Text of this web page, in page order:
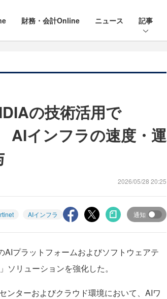
財務・会計Online ニュース 記事
の技術活用で
AIインフラの速度・運
2026/05/28 20:25
AIインフラ 通知
プラットフォームおよびソフトウェアテ
ソリューションを強化した。
ターおよびクラウド環境において、AIワ